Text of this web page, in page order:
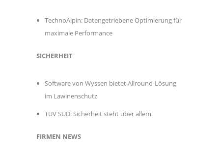
TechnoAlpin: Datengetriebene Optimierung für
maximale Performance
SICHERHEIT
Software von Wyssen bietet Allround-Lösung
im Lawinenschutz
TÜV SÜD: Sicherheit steht über allem
FIRMEN NEWS